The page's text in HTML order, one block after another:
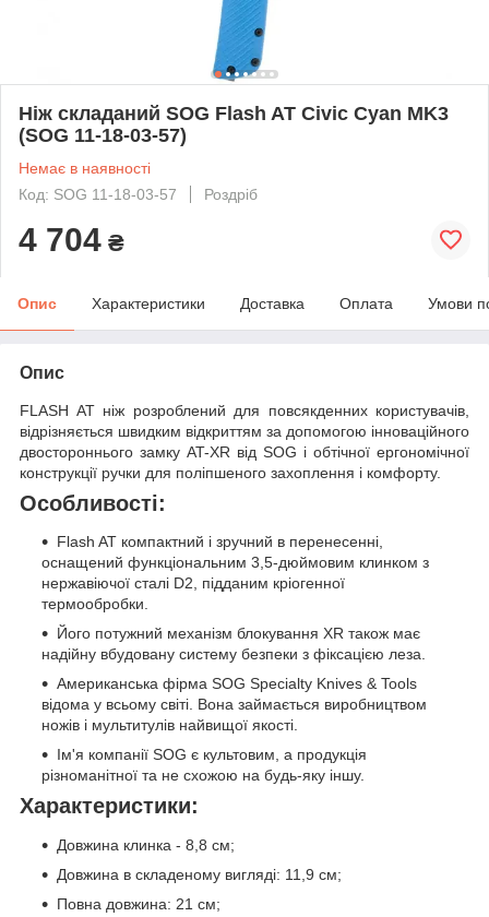
Ніж складаний SOG Flash AT Civic Cyan MK3
(SOG 11-18-03-57)
Немає в наявності
Код: SOG 11-18-03-57
Роздріб
4 704 ₴
Опис Характеристики Доставка Оплата Умови
Опис
FLASH AT ніж розроблений для повсякденних користувачів,
відрізняється швидким відкриттям за допомогою інноваційного
двостороннього замку AT-XR від SOG і обтічної ергономічної
конструкції ручки для поліпшеного захоплення і комфорту.
Особливості:
Flash AT компактний і зручний в перенесенні,
оснащений функціональним 3,5-дюймовим клинком з
нержавіючої сталі D2, підданим кріогенної
термообробки.
Його потужний механізм блокування XR також має
надійну вбудовану систему безпеки з фіксацією леза.
Американська фірма SOG Specialty Knives & Tools
відома у всьому світі. Вона займається виробництвом
ножів і мультитулів найвищої якості.
Ім'я компанії SOG є культовим, а продукція
різноманітної та не схожою на будь-яку іншу.
Характеристики:
Довжина клинка - 8,8 см;
Довжина в складеному вигляді: 11,9 см;
Повна довжина: 21 см;